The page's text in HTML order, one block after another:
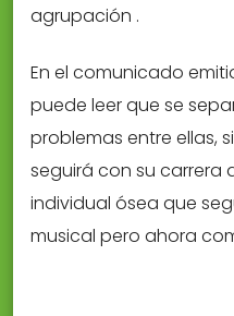
agrupación .
En el comunicado
puede leer que se
problemas entre ellas,
seguirá con su carrera
individual ósea que
musical pero ahora